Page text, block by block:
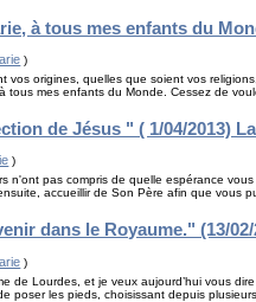
à tous mes enfants du
)
vos origines, quelles que soient vos
tous mes enfants du Monde. Cessez de
de Jésus " ( 1/04/2013)
)
n'ont pas compris de quelle espérance
accueillir de Son Père afin que vous
dans le Royaume." (13/
)
de Lourdes, et je veux aujourd’hui vous
poser les pieds, choisissant depuis